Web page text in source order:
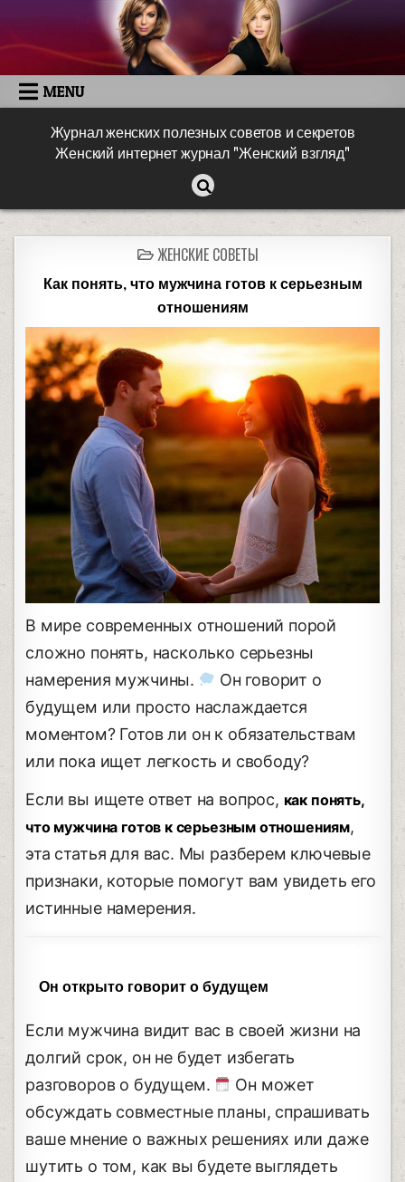
MENU
Журнал женских полезных советов и секретов
Женский интернет журнал "Женский взгляд"
ЖЕНСКИЕ СОВЕТЫ
Как понять, что мужчина готов к серьезным
отношениям
В мире современных отношений порой
сложно понять, насколько серьезны
намерения мужчины.
Он говорит о
будущем или просто наслаждается
моментом? Готов ли он к обязательствам
или пока ищет легкость и свободу?
Если вы ищете ответ на вопрос, как понять,
что мужчина готов к серьезным отношениям,
эта статья для вас. Мы разберем ключевые
признаки, которые помогут вам увидеть его
истинные намерения.
Он открыто говорит о будущем
Если мужчина видит вас в своей жизни на
долгий срок, он не будет избегать
разговоров о будущем.
Он может
обсуждать совместные планы, спрашивать
ваше мнение о важных решениях или даже
шутить о том, как вы будете выглядеть